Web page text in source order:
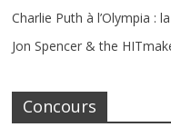
Charlie Puth à l’Olympia :
Jon Spencer & the
Concours